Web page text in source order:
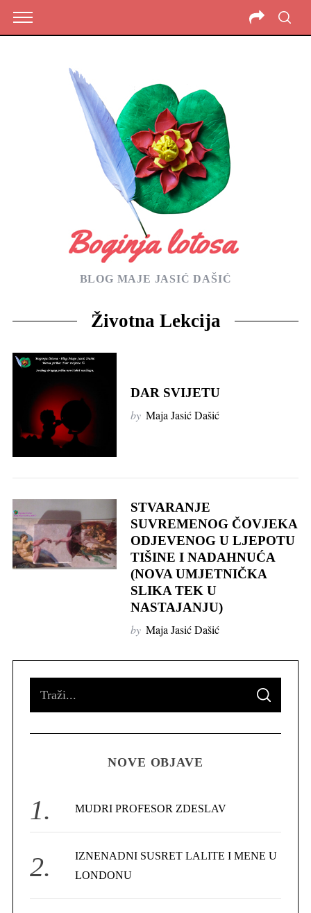
BLOG MAJE JASIĆ DAŠIĆ
Životna Lekcija
DAR SVIJETU
by Maja Jasić Dašić
STVARANJE
SUVREMENOG ČOVJEKA
ODJEVENOG U LJEPOTU
TIŠINE I NADAHNUĆA
(NOVA UMJETNIČKA
SLIKA TEK U
NASTAJANJU)
by Maja Jasić Dašić
o
S
A
C
NOVE OBJAVE
MUDRI PROFESOR ZDESLAV
IZNENADNI SUSRET LALITE I MENE U
LONDONU